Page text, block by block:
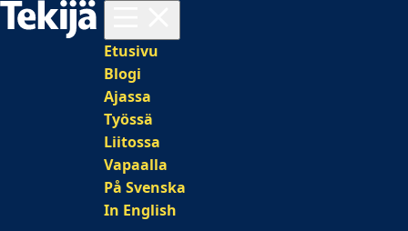
Päävalikko
Etusivu
Blogi
Ajassa
Työssä
Liitossa
Vapaalla
På Svenska
In English